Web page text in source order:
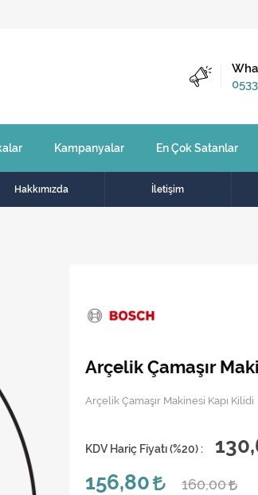
Kampanyalar En Çok Satanlar
Hakkımızda İletişim
Arçelik Çamaşır
Arçelik Çamaşır Makinesi Kapı Kilidi
KDV Hariç Fiyatı (%20) :
156,80
160,00